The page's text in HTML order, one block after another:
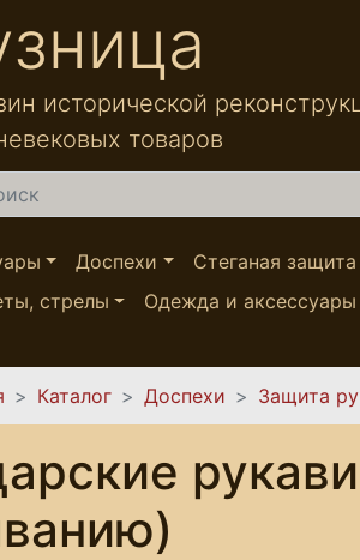
исторической
товаров
Доспехи Стеганая защита
стрелы
Одежда и аксессуары
Каталог Доспехи Защита